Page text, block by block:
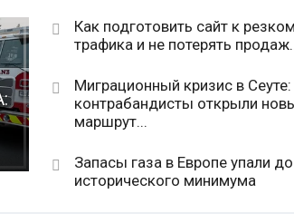
Как подготовить сайт к
трафика и не потерять
Миграционный кризис в Сеуте:
контрабандисты открыли
маршрут...
Запасы газа в Европе упали до
исторического минимума